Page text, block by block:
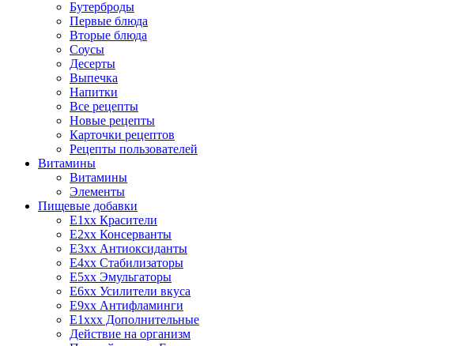
Бутерброды
Первые блюда
Вторые блюда
Соусы
Десерты
Выпечка
Напитки
Все рецепты
Новые рецепты
Карточки рецептов
Рецепты пользователей
Витамины
Витамины
Элементы
Пищевые добавки
E1xx Красители
E2xx Консерванты
E3xx Антиоксиданты
E4xx Стабилизаторы
E5xx Эмульгаторы
E6xx Усилители вкуса
E9xx Антифламинги
E1xxx Дополнительные
Действие на организм